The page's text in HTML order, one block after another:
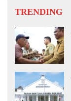
TRENDING